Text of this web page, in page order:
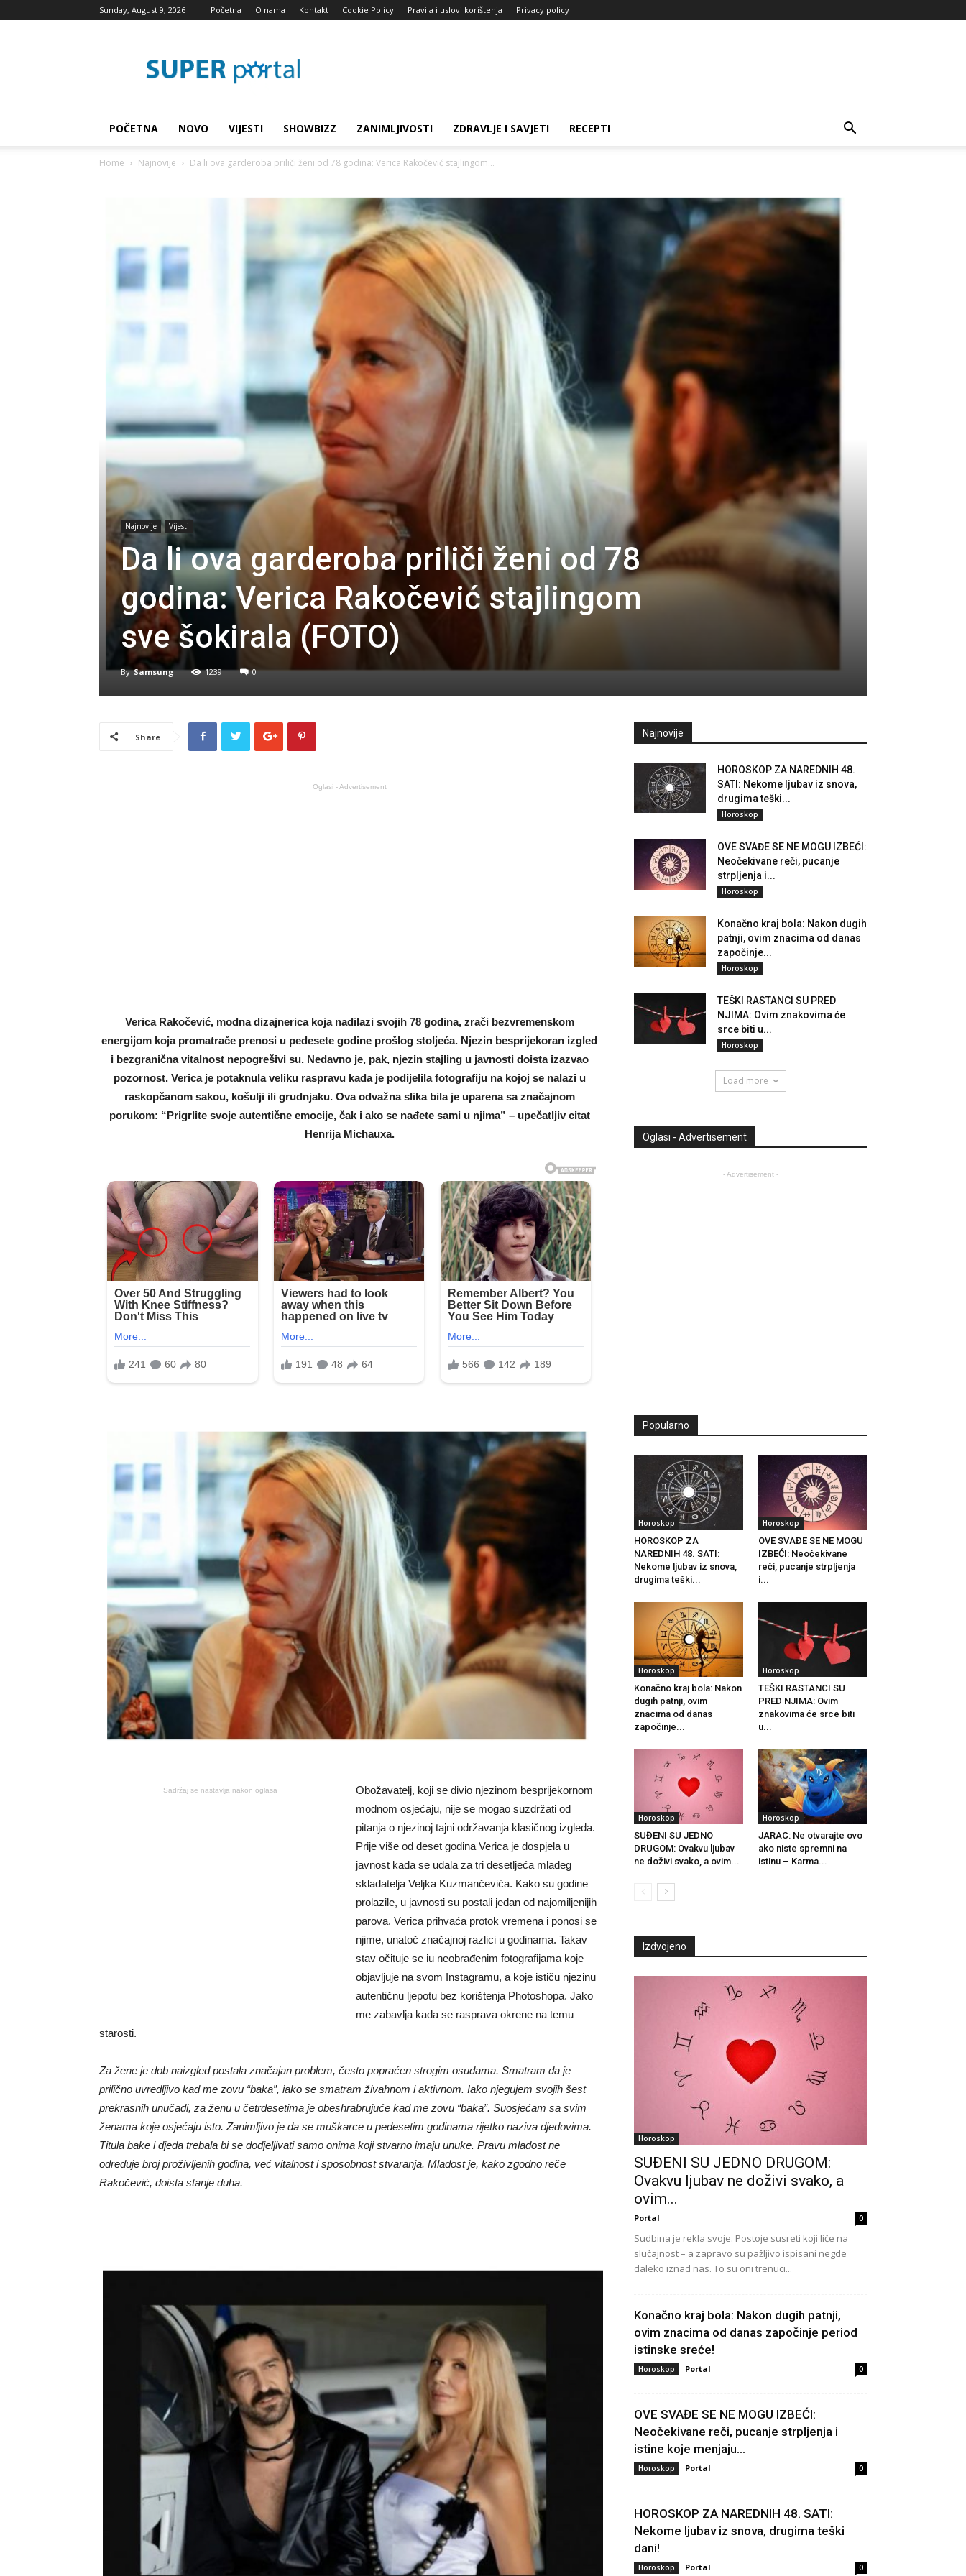
Sunday, August 9, 2026 Početna O nama Kontakt Cookie Policy Pravila i uslovi korištenja Privacy policy
blog
POČETNA NOVO VIJESTI SHOWBIZZ ZANIMLJIVOSTI ZDRAVLJE I SAVJETI RECEPTI
Home Najnovije Da li ova garderoba priliči ženi od 78 godina: Verica Rakočević stajlingom...
Najnovije Vijesti
Da li ova garderoba priliči ženi od 78
godina: Verica Rakočević stajlingom
sve šokirala (FOTO)
By Samsung 1239 0
Share
Oglasi - Advertisement
Verica Rakočević, modna dizajnerica koja nadilazi svojih 78 godina, zrači bezvremenskom
energijom koja promatrače prenosi u pedesete godine prošlog stoljeća. Njezin besprijekoran izgled
i bezgranična vitalnost nepogrešivi su. Nedavno je, pak, njezin stajling u javnosti doista izazvao
pozornost. Verica je potaknula veliku raspravu kada je podijelila fotografiju na kojoj se nalazi u
raskopčanom sakou, košulji ili grudnjaku. Ova odvažna slika bila je uparena sa značajnom
porukom: “Prigrlite svoje autentične emocije, čak i ako se nađete sami u njima” – upečatljiv citat
Henrija Michauxa.
Sadržaj se nastavlja nakon oglasa
Obožavatelj, koji se divio njezinom besprijekornom
modnom osjećaju, nije se mogao suzdržati od
pitanja o njezinoj tajni održavanja klasičnog izgleda.
Prije više od deset godina Verica je dospjela u
javnost kada se udala za tri desetljeća mlađeg
skladatelja Veljka Kuzmančevića. Kako su godine
prolazile, u javnosti su postali jedan od najomiljenijih
parova. Verica prihvaća protok vremena i ponosi se
njime, unatoč značajnoj razlici u godinama. Takav
stav očituje se iu neobrađenim fotografijama koje
objavljuje na svom Instagramu, a koje ističu njezinu
autentičnu ljepotu bez korištenja Photoshopa. Jako
me zabavlja kada se rasprava okrene na temu
starosti.
Za žene je dob naizgled postala značajan problem, često popraćen strogim osudama. Smatram da je
prilično uvredljivo kad me zovu “baka”, iako se smatram živahnom i aktivnom. Iako njegujem svojih šest
prekrasnih unučadi, za ženu u četrdesetima je obeshrabrujuće kad me zovu “baka”. Suosjećam sa svim
ženama koje osjećaju isto. Zanimljivo je da se muškarce u pedesetim godinama rijetko naziva djedovima.
Titula bake i djeda trebala bi se dodjeljivati ​​samo onima koji stvarno imaju unuke. Pravu mladost ne
određuje broj proživljenih godina, već vitalnost i sposobnost stvaranja. Mladost je, kako zgodno reče
Rakočević, doista stanje duha.
Najnovije
HOROSKOP ZA NAREDNIH 48.
SATI: Nekome ljubav iz snova,
drugima teški...
Horoskop
OVE SVAĐE SE NE MOGU IZBEĆI:
Neočekivane reči, pucanje
strpljenja i...
Horoskop
Konačno kraj bola: Nakon dugih
patnji, ovim znacima od danas
započinje...
Horoskop
TEŠKI RASTANCI SU PRED
NJIMA: Ovim znakovima će
srce biti u...
Horoskop
Load more
Oglasi - Advertisement
- Advertisement -
Popularno
Horoskop
HOROSKOP ZA
NAREDNIH 48. SATI:
Nekome ljubav iz snova,
drugima teški...
Horoskop
OVE SVAĐE SE NE MOGU
IZBEĆI: Neočekivane
reči, pucanje strpljenja
i...
Horoskop
Konačno kraj bola: Nakon
dugih patnji, ovim
znacima od danas
započinje...
Horoskop
TEŠKI RASTANCI SU
PRED NJIMA: Ovim
znakovima će srce biti
u...
Horoskop
SUĐENI SU JEDNO
DRUGOM: Ovakvu ljubav
ne doživi svako, a ovim...
Horoskop
JARAC: Ne otvarajte ovo
ako niste spremni na
istinu – Karma...
Izdvojeno
Horoskop
SUĐENI SU JEDNO DRUGOM:
Ovakvu ljubav ne doživi svako, a
ovim...
Portal 0
Sudbina je rekla svoje. Postoje susreti koji liče na
slučajnost – a zapravo su pažljivo ispisani negde
daleko iznad nas. To su oni trenuci...
Konačno kraj bola: Nakon dugih patnji,
ovim znacima od danas započinje period
istinske sreće!
Horoskop Portal 0
OVE SVAĐE SE NE MOGU IZBEĆI:
Neočekivane reči, pucanje strpljenja i
istine koje menjaju...
Horoskop Portal 0
HOROSKOP ZA NAREDNIH 48. SATI:
Nekome ljubav iz snova, drugima teški
dani!
Horoskop Portal 0